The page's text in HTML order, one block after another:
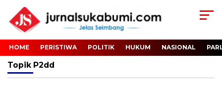
HOME PERISTIWA POLITIK HUKUM NASIONAL
Topik P2dd